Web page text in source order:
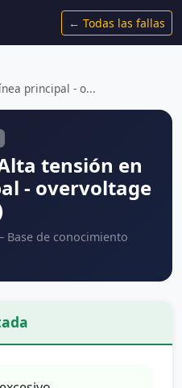
← Todas las fallas
principal - o...
tensión en
- overvoltage
Base de conocimiento